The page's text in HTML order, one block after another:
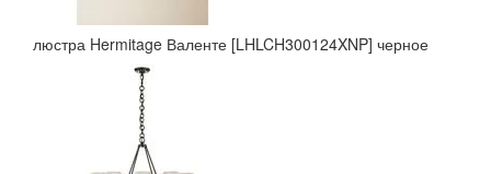
люстра Hermitage Валенте [LHLCH300124XNP] черное